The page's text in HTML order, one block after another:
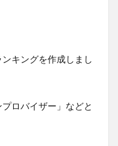
キングを作成しまし
ロバイザー」などと